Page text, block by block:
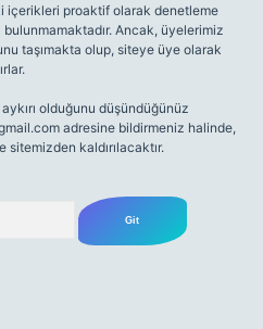
içerikleri proaktif olarak denetleme
Ancak, üyelerimiz
taşımakta olup, siteye üye olarak
olduğunu düşündüğünüz
adresine bildirmeniz halinde,
kaldırılacaktır.